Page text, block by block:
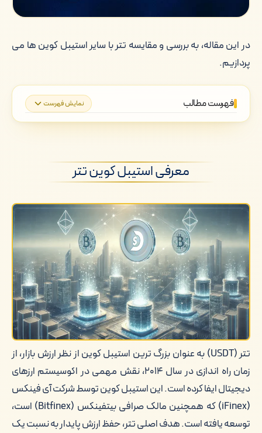
در این مقاله، به بررسی و مقایسه تتر با سایر استیبل کوین ها می
پردازیم.
فهرست مطالب نمایش فهرست
معرفی استیبل کوین تتر
مقایسه تتر با دیگر استیبل کوین ها: ویژگی
ها و مزایای کلیدی
مقایسه تتر و DAI: تفاوت ها و ویژگی های
کلیدی
معرفی استیبل کوین تتر
تتر (USDT) به عنوان بزرگ ترین استیبل کوین از نظر ارزش بازار، از
زمان راه اندازی در سال ۲۰۱۴، نقش مهمی در اکوسیستم ارزهای
دیجیتال ایفا کرده است. این استیبل کوین توسط شرکت آی فینکس
(iFinex) که همچنین مالک صرافی بیتفینکس (Bitfinex) است،
توسعه یافته است. هدف اصلی تتر، حفظ ارزش پایدار به نسبت یک